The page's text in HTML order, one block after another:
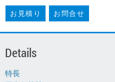
お見積り お問合せ
Details
特長